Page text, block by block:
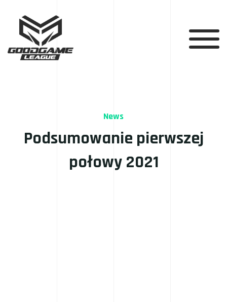
News
Podsumowanie pierwszej
połowy 2021